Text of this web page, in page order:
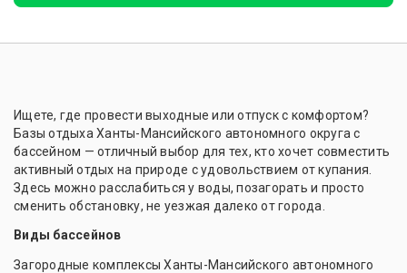
Ищете, где провести выходные или отпуск с комфортом?
Базы отдыха Ханты-Мансийского автономного округа с
бассейном — отличный выбор для тех, кто хочет совместить
активный отдых на природе с удовольствием от купания.
Здесь можно расслабиться у воды, позагорать и просто
сменить обстановку, не уезжая далеко от города.
Виды бассейнов
Загородные комплексы Ханты-Мансийского автономного